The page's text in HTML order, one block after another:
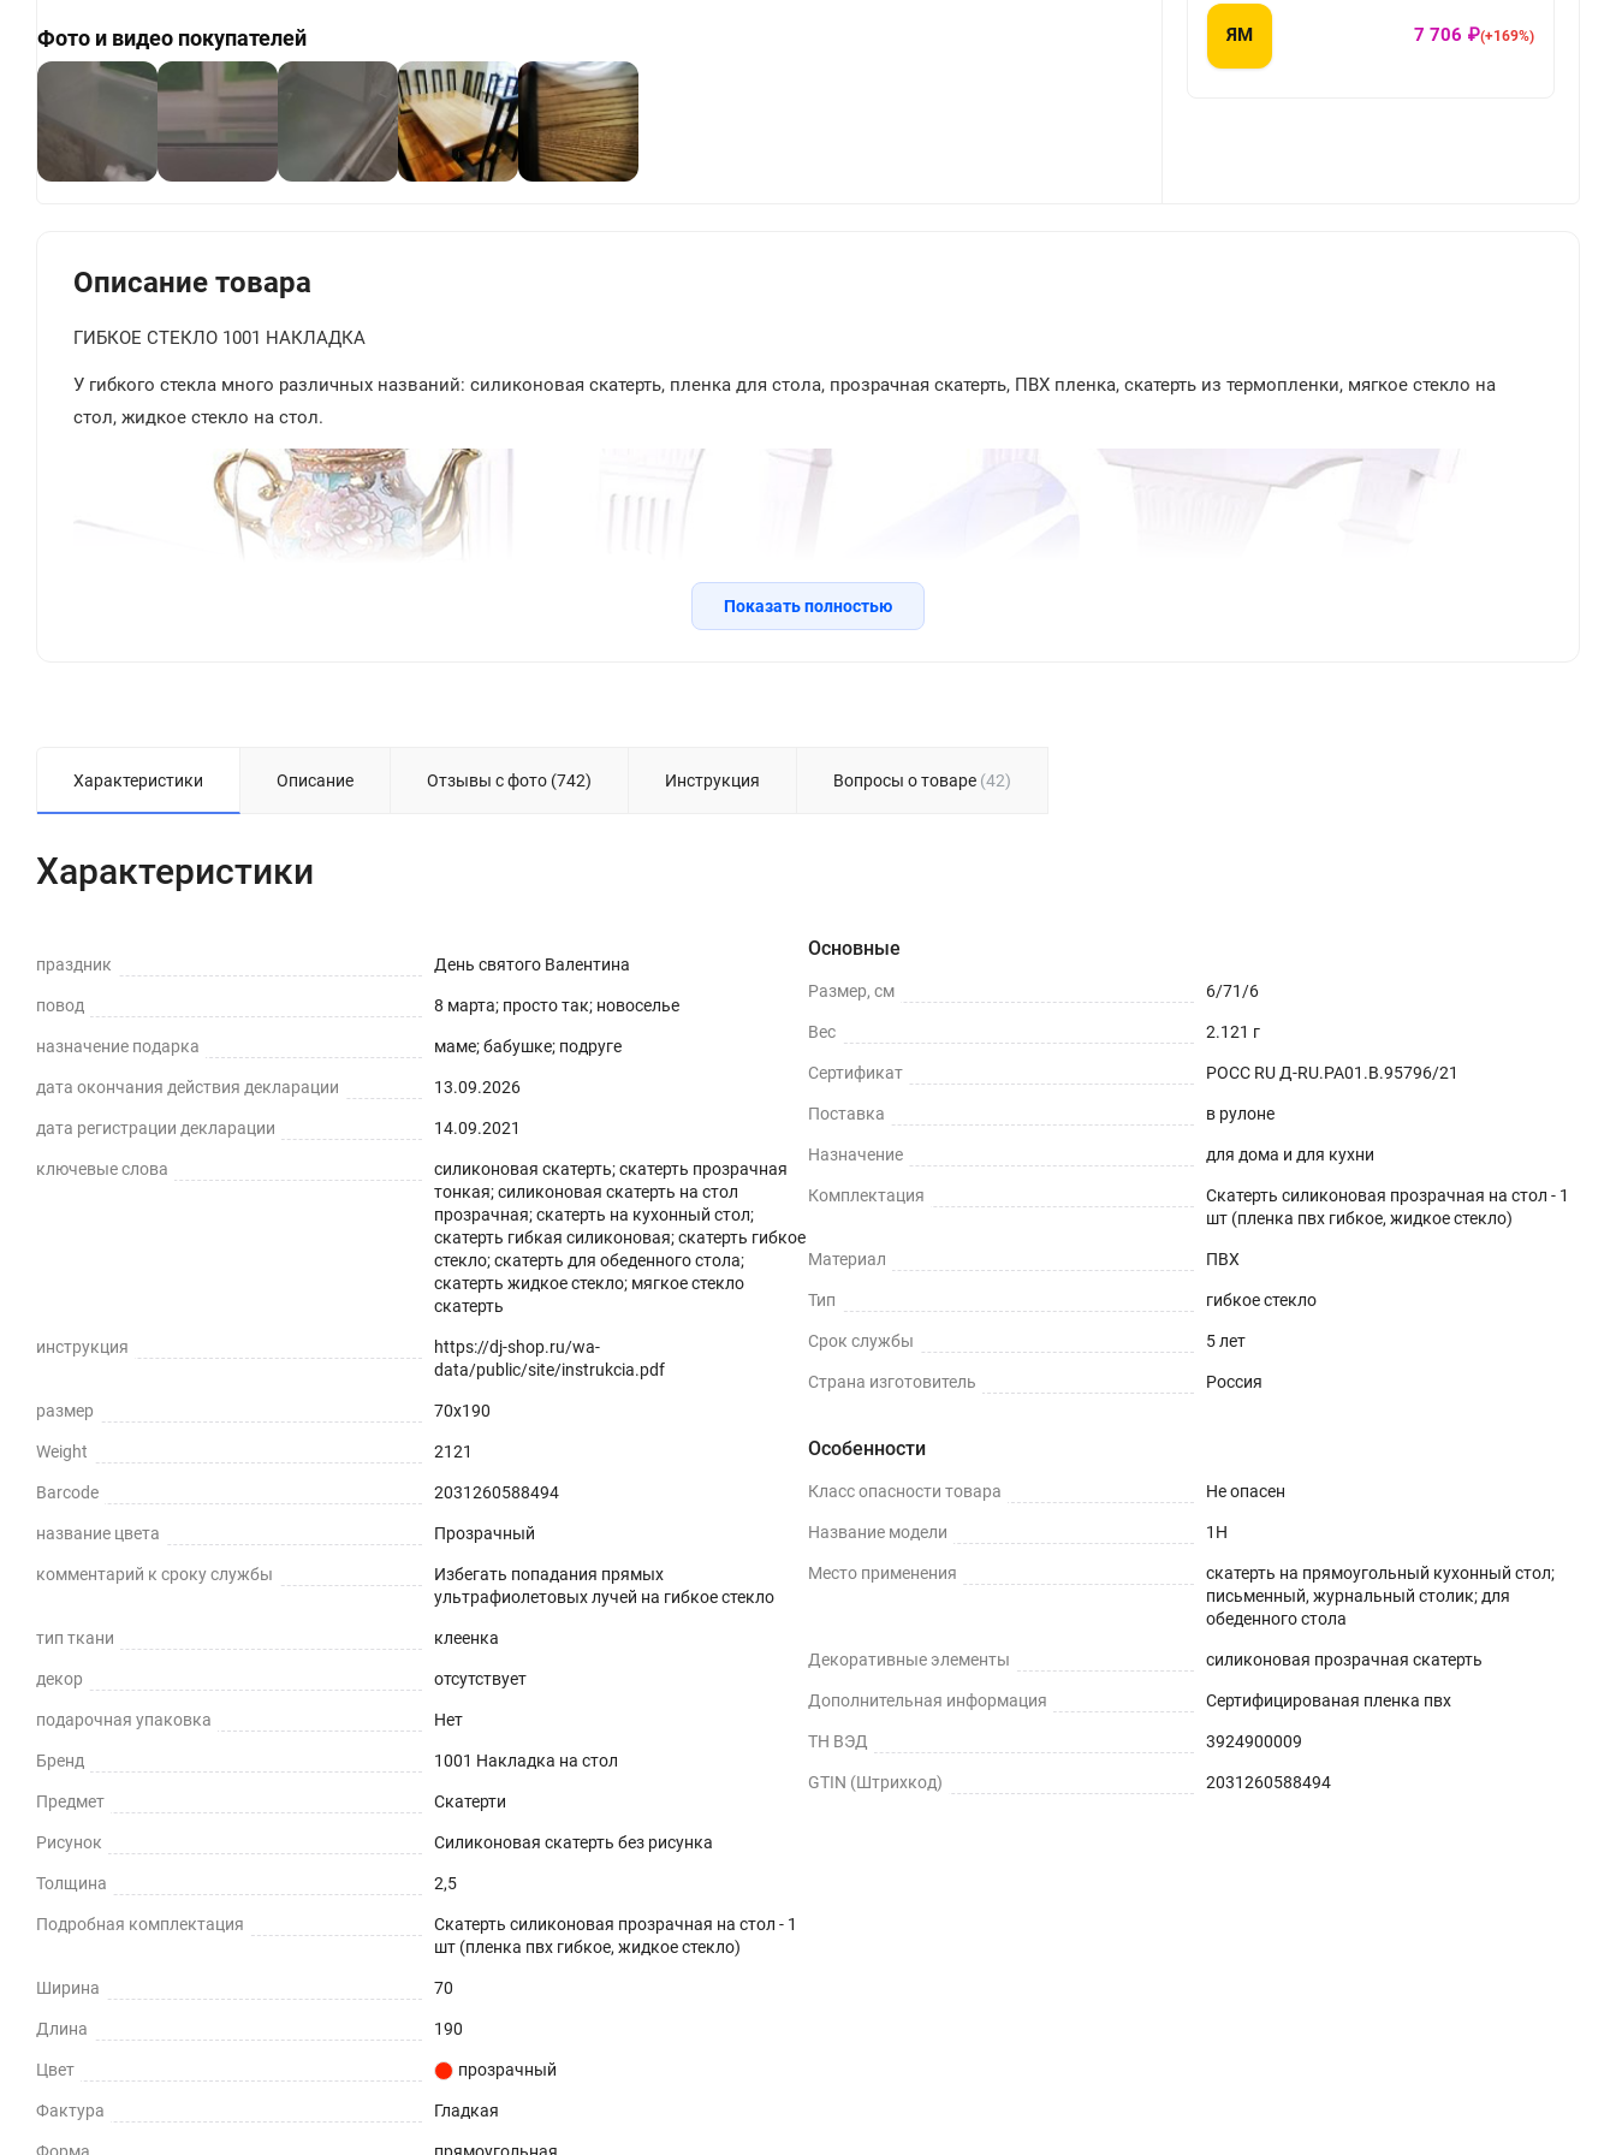
Фото и видео покупателей ЯМ 7 706 ₽(+169%)
Описание товара
ГИБКОЕ СТЕКЛО 1001 НАКЛАДКА
У гибкого стекла много различных названий: силиконовая скатерть, пленка для стола, прозрачная скатерть, ПВХ пленка, скатерть из термопленки, мягкое стекло на
стол, жидкое стекло на стол.
практичное решение для защиты плоских горизонтальных поверхностей и скатертей, а также для улучшения их внешнего вида. Для производства используется
экологически чистый ПВХ-материал с характеристиками водонепроницаемости, нескользкости, термостойкости (максимум до 70°С).
Прозрачная и Гибкая
Не скрывает натуральный цвет вашего стола или скатерти.
Приглушает звон столовых приборов.
Безопасно
Для людей и животных
Не нужно клеить
Прочность и износостойкость
Показать полностью
Характеристики Описание Отзывы с фото (742) Инструкция Вопросы о товаре (42)
Характеристики
праздник День святого Валентина
повод 8 марта; просто так; новоселье
назначение подарка маме; бабушке; подруге
дата окончания действия декларации 13.09.2026
дата регистрации декларации 14.09.2021
ключевые слова
силиконовая скатерть; скатерть прозрачная
тонкая; силиконовая скатерть на стол
прозрачная; скатерть на кухонный стол;
скатерть гибкая силиконовая; скатерть гибкое
стекло; скатерть для обеденного стола;
скатерть жидкое стекло; мягкое стекло
скатерть
инструкция
https://dj-shop.ru/wa-
data/public/site/instrukcia.pdf
размер 70x190
Weight 2121
Barcode 2031260588494
название цвета Прозрачный
комментарий к сроку службы
Избегать попадания прямых
ультрафиолетовых лучей на гибкое стекло
тип ткани клеенка
декор отсутствует
подарочная упаковка Нет
Бренд 1001 Накладка на стол
Предмет Скатерти
Рисунок Силиконовая скатерть без рисунка
Толщина 2,5
Подробная комплектация
Скатерть силиконовая прозрачная на стол - 1
шт (пленка пвх гибкое, жидкое стекло)
Ширина 70
Длина 190
Цвет прозрачный
Фактура Гладкая
Основные
Размер, см 6/71/6
Вес 2.121 г
Сертификат РОСС RU Д-RU.РА01.В.95796/21
Поставка в рулоне
Назначение для дома и для кухни
Комплектация
Скатерть силиконовая прозрачная на стол - 1
шт (пленка пвх гибкое, жидкое стекло)
Материал ПВХ
Тип гибкое стекло
Срок службы 5 лет
Страна изготовитель Россия
Особенности
Класс опасности товара Не опасен
Название модели 1H
Место применения
скатерть на прямоугольный кухонный стол;
письменный, журнальный столик; для
обеденного стола
Декоративные элементы силиконовая прозрачная скатерть
Дополнительная информация Сертифицированая пленка пвх
ТН ВЭД 3924900009
GTIN (Штрихкод) 2031260588494